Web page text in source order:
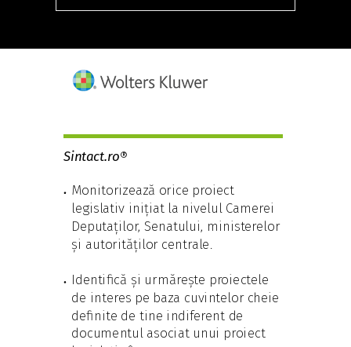
Sintact.ro®
Monitorizează orice proiect
legislativ inițiat la nivelul Camerei
Deputaților, Senatului, ministerelor
și autorităților centrale.
Identifică și urmărește proiectele
de interes pe baza cuvintelor cheie
definite de tine indiferent de
documentul asociat unui proiect